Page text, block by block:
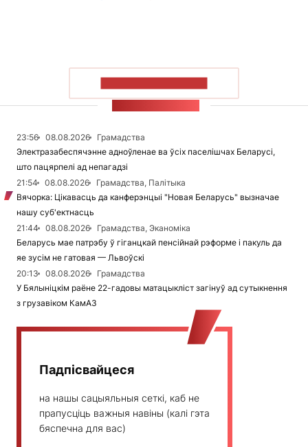
23:56 08.08.2026
Грамадства
Электразабеспячэнне адноўленае ва ўсіх паселішчах Беларусі,
што пацярпелі ад непагадзі
21:54
08.08.2026
Грамадства, Палітыка
Вячорка: Цікавасць да канферэнцыі "Новая Беларусь" вызначае
нашу суб'ектнасць
21:44
08.08.2026
Грамадства, Эканоміка
Беларусь мае патрэбу ў гіганцкай пенсійнай рэформе і пакуль да
яе зусім не гатовая — Львоўскі
20:13
08.08.2026
Грамадства
У Бялыніцкім раёне 22-гадовы матацыкліст загінуў ад сутыкнення
з грузавіком КамАЗ
Падпісвайцеся
на нашы сацыяльныя сеткі, каб не
прапусціць важныя навіны (калі гэта
бяспечна для вас)